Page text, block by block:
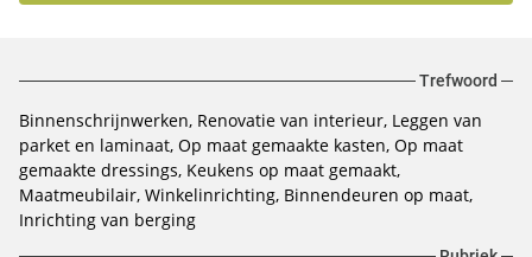
Trefwoord
Binnenschrijnwerken Renovatie van interieur Leggen van
parket en laminaat Op maat gemaakte kasten Op maat
gemaakte dressings Keukens op maat gemaakt
Maatmeubilair Winkelinrichting Binnendeuren op maat
Inrichting van berging